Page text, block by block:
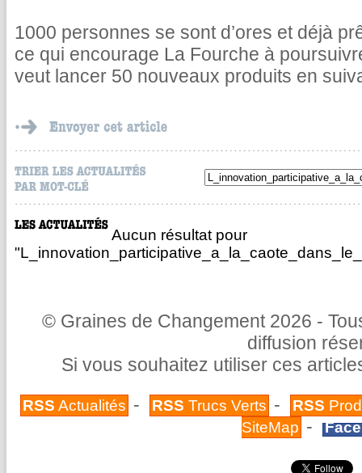
1000 personnes se sont d’ores et déjà
ce qui encourage La Fourche à
veut lancer 50 nouveaux produits en
Aucun résultat pour
© Graines de Changement 2026 -
diffusion
Si vous souhaitez utiliser ces
RSS Actualités - RSS Trucs Verts - RSS
SiteMap -